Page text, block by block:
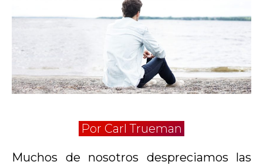
Por Carl Trueman
Muchos de nosotros despreciamos las